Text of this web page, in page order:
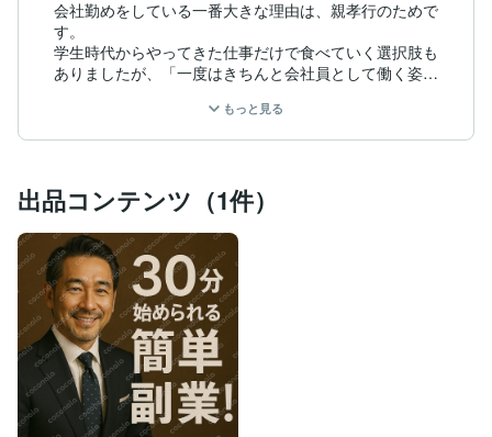
会社勤めをしている一番大きな理由は、親孝行のためで
す。
学生時代からやってきた仕事だけで食べていく選択肢も
ありましたが、「一度はきちんと会社員として働く姿を
僕がやっている副業は、
ようなスタイルです。
派手さはありませんが、
・特別な才能がなくてもできる
・コツコツ続ければ、ちゃんと力になる
そんな “地に足のついた稼ぎ方” を大事にしながら活動
しています。
また、ココナラではやったことのないお仕事や挑戦して
みたいお仕事を受注しております！
もっと見る
出品コンテンツ（1件）